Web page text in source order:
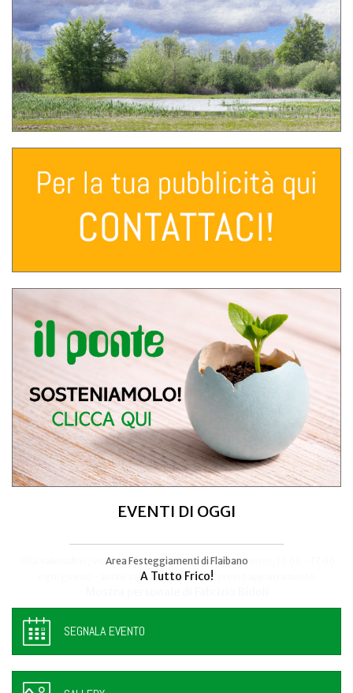
EVENTI DI OGGI
Area Festeggiamenti di Flaibano
A Tutto Frico!
Talmassons
FestInPiazza
SEGNALA EVENTO